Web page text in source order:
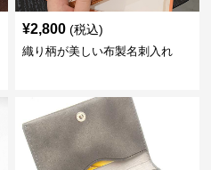
¥2,800 (税込)
織り柄が美しい布製名刺入れ